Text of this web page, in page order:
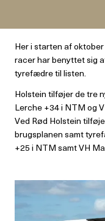
Her i starten af
racer har benyttet sig
tyrefædre til listen.
Holstein tilføjer de tre
Lerche +34 i NTM og
Ved Rød Holstein
brugsplanen samt
+25 i NTM samt VH